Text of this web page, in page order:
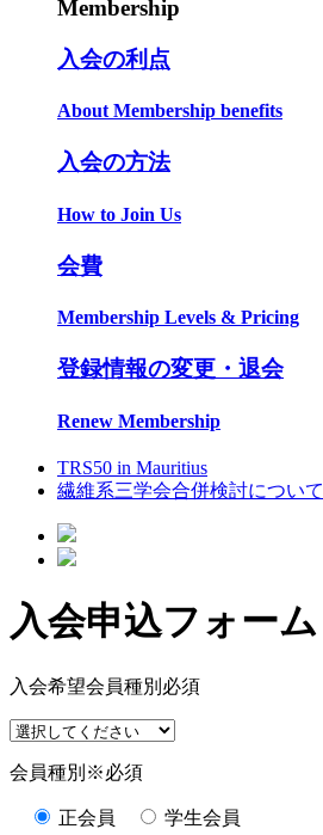
Membership
入会の利点
About Membership benefits
入会の方法
How to Join Us
会費
Membership Levels & Pricing
登録情報の変更・退会
Renew Membership
TRS50 in Mauritius
繊維系三学会合併検討について
入会申込フォーム
入会希望会員種別 必須
会員種別 ※必須
正会員 学生会員